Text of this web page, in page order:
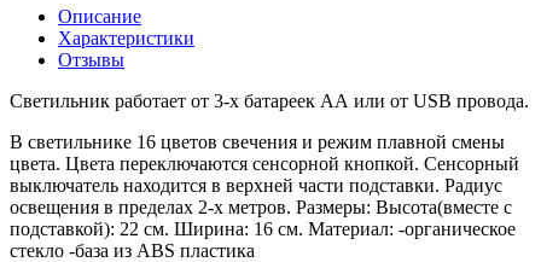
Описание
Характеристики
Отзывы
Светильник работает от 3-х батареек АА или от USB провода.
В светильнике 16 цветов свечения и режим плавной смены
цвета. Цвета переключаются сенсорной кнопкой. Сенсорный
выключатель находится в верхней части подставки. Радиус
освещения в пределах 2-х метров. Размеры: Высота(вместе с
подставкой): 22 см. Ширина: 16 см. Материал: -органическое
стекло -база из ABS пластика